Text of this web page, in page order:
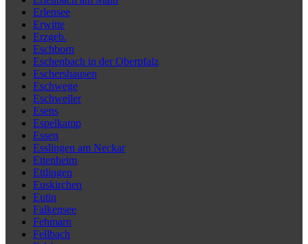
Erlensee
Erwitte
Erzgeb.
Eschborn
Eschenbach in der Oberpfalz
Eschershausen
Eschwege
Eschweiler
Esens
Espelkamp
Essen
Esslingen am Neckar
Ettenheim
Ettlingen
Euskirchen
Eutin
Falkensee
Fehmarn
Fellbach